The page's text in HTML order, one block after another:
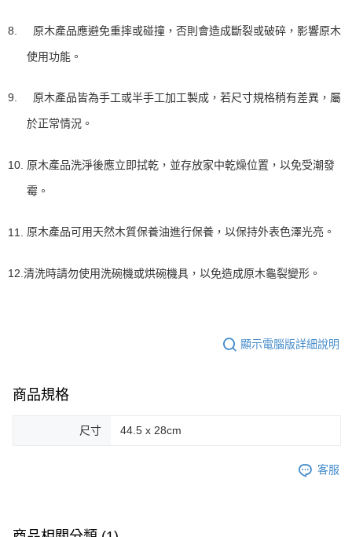
8. 原木產品應避免重摔或碰撞，否則會造成斷裂或破碎，影響原木
使用功能。
9. 原木產品皆為手工或半手工加工製成，若尺寸規格稍有差異，屬
於正常情況。
10. 原木產品洗淨後應立即拭乾，並存放家中乾燥位置，以免受潮發
霉。
11. 原木產品可用天然木質保養油進行保養，以保持外表色澤光亮。
12.清洗時請勿使用洗碗機或烘碗機具，以免造成原木龜裂變形。
顯示電腦版詳細說明
商品規格
尺寸 44.5 x 28cm
客服